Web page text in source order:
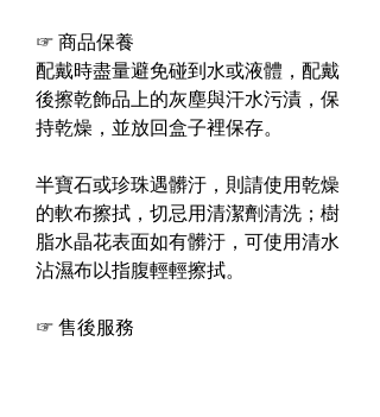
☞商品保養
配戴時盡量避免碰到水或液體，配戴
後擦乾飾品上的灰塵與汗水污漬，保
持乾燥，並放回盒子裡保存。
半寶石或珍珠遇髒汙，則請使用乾燥
的軟布擦拭，切忌用清潔劑清洗；樹
脂水晶花表面如有髒汙，可使用清水
沾濕布以指腹輕輕擦拭。
☞售後服務